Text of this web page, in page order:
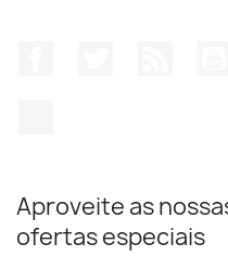
Aproveite as
ofertas especiais